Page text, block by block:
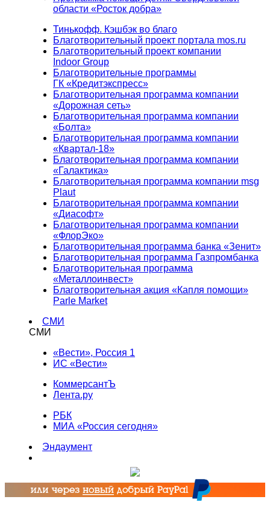
области «Росток добра»
Тинькофф. Кэшбэк во благо
Благотворительный проект портала mos.ru
Благотворительный проект компании
Indoor Group
Благотворительные программы
ГК «Кредитэкспресс»
Благотворительная программа компании
«Дорожная сеть»
Благотворительная программа компании
«Болта»
Благотворительная программа компании
«Квартал-18»
Благотворительная программа компании
«Галактика»
Благотворительная программа компании msg
Plaut
Благотворительная программа компании
«Диасофт»
Благотворительная программа компании
«ФлорЭко»
Благотворительная программа банка «Зенит»
Благотворительная программа Газпромбанка
Благотворительная программа
«Металлоинвест»
Благотворительная акция «Капля помощи»
Parle Market
СМИ
СМИ
«Вести», Россия 1
ИС «Вести»
КоммерсантЪ
Лента.ру
РБК
МИА «Россия сегодня»
Эндаумент